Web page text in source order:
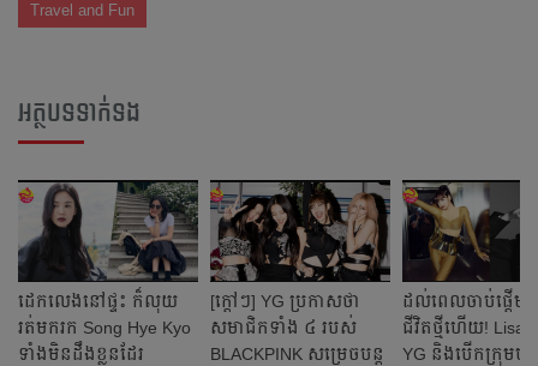
Travel and Fun
អត្ថបទទាក់ទង
ដេកលេងនៅផ្ទះ ក៏លុយ
រត់មករក Song Hye Kyo
ទាំងមិនដឹងខ្លួនដែរ
[ក្ដៅៗ] YG ប្រកាសថា
សមាជិកទាំង ៤ របស់
BLACKPINK សម្រេចបន្ត
ដល់ពេលចាប់ផ្ដើម
ជីវិតថ្មីហើយ! Lisa
YG និងបើកក្រុមហ៊ុ